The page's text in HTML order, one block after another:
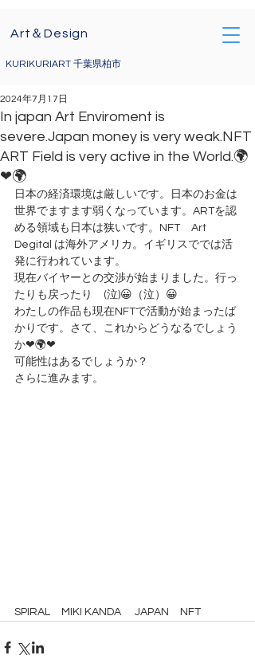
Art＆Design
KURIKURIART 千葉県柏市
In japan Art Enviroment is
severe.Japan money is very weak.NFT
ART Field is very active in the World.🌍
❤🌍
2024年7月17日
日本の経済環境は厳しいです。日本のお金は
世界でますます弱くなっています。ARTを認
める領域も日本は狭いです。NFT　Art
Degital は海外アメリカ。イギリスででは活
発に行われています。
現在バイヤーとの交渉が始まりました。行っ
たりも戻ったり　(泣)😀（泣）😀
わたしの作品も現在NFTで活動が始まったば
かりです。さて、これからどうなるでしょう
か❤🌍❤
可能性はあるでしょうか？
さらに進みます。
SPIRAL　MIKI KANDA 　JAPAN　NFT